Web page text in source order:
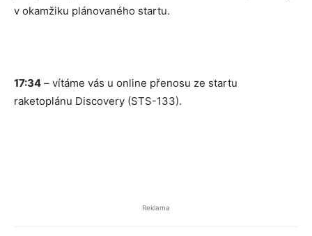
v okamžiku plánovaného startu.
17:34 – vítáme vás u online přenosu ze startu
raketoplánu Discovery (STS-133).
Reklama